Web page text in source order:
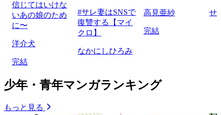
信じてはいけな
いあの娘のため
に〜
洋介犬
完結
#サレ妻はSNSで
復讐する【マイ
クロ】
なかにしひろみ
高見亜紗
完結
せ
少年・青年マンガランキング
もっと見る